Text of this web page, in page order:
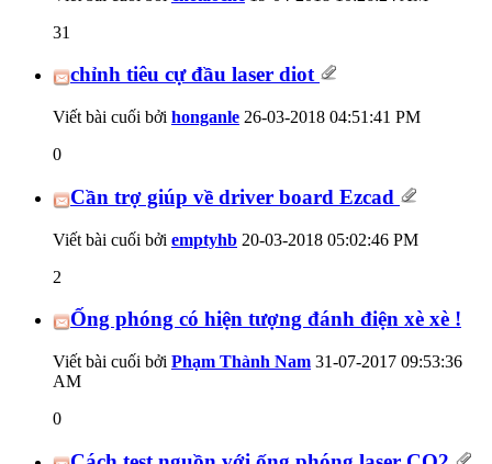
31
chỉnh tiêu cự đầu laser diot
Viết bài cuối bởi honganle 26-03-2018 04:51:41 PM
0
Cần trợ giúp về driver board Ezcad
Viết bài cuối bởi emptyhb 20-03-2018 05:02:46 PM
2
Ống phóng có hiện tượng đánh điện xè xè !
Viết bài cuối bởi Phạm Thành Nam 31-07-2017 09:53:36
AM
0